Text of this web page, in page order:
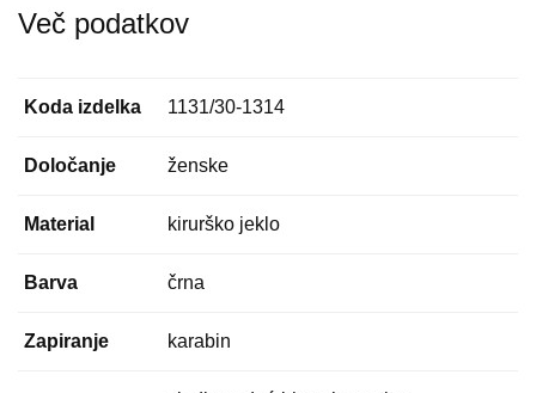
Več podatkov
Koda izdelka 1131/30-1314
Določanje ženske
Material kirurško jeklo
Barva črna
Zapiranje karabin